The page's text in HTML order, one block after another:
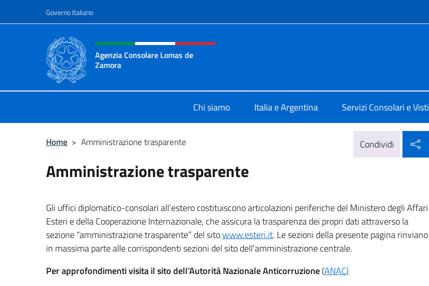
Governo Italiano
Intestazione sito, social e menù
Agenzia Consolare Lomas de
Zamora
Chi siamo Italia e Argentina Servizi Consolari e Visti
Home > Amministrazione trasparente Condividi
Amministrazione trasparente
Gli uffici diplomatico-consolari all’estero costituiscono articolazioni periferiche del Ministero degli Affari
Esteri e della Cooperazione Internazionale, che assicura la trasparenza dei propri dati attraverso la
sezione “amministrazione trasparente” del sitowww.esteri.it. Le sezioni della presente pagina rinviano
in massima parte alle corrispondenti sezioni del sito dell’amministrazione centrale.
Per approfondimenti visita il sito dell’Autorità Nazionale Anticorruzione(ANAC)